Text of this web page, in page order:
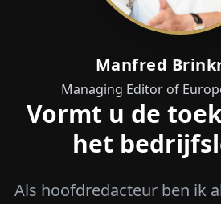
Manfred
Managing Editor of
Vormt u de
het
Als hoofdredacteur ben ik